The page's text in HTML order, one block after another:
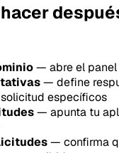
— abre el
— define
específicos
— apunta tu
— confirma